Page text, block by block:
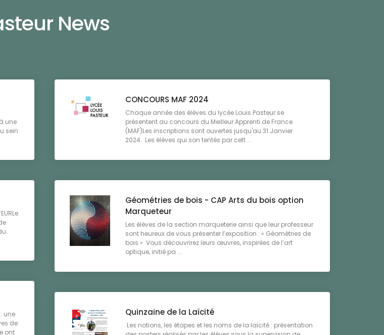
News
une
sein
CONCOURS MAF 2024
Chaque année des élèves du lycée Louis Pasteur se
présentent au concours du Meilleur Apprenti de France
(MAF)Les inscriptions sont ouvertes jusqu'au 31 Janvier
2024. Les élèves qui son tentés par cett ...
Géométries de bois - CAP Arts du bois option
Marqueteur
Les élèves de la section marqueterie ainsi que leur professeur
sont heureux de vous présenter l’exposition : « Géométries de
bois » Vous découvrirez leurs œuvres, inspirées de l’art
optique, initié pa ...
une
de
ont
Quinzaine de la Laïcité
Les notions, les étapes et les noms de la laïcité : présentation